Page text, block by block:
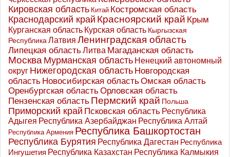
Кировская область Китай Костромская область
Краснодарский край Красноярский край Крым
Курганская область Курская область Кыргызская
Республика Латвия Ленинградская область
Липецкая областьЛитва Магаданская область
Москва Мурманская область Ненецкий автономный
округ Нижегородская область Новгородская
область Новосибирская областьОмская область
Оренбургская областьОрловская область
Пензенская область Пермский край Польша
Приморский край Псковская область Республика
Адыгея Республика Азербайджан Республика Алтай
Республика Армения Республика Башкортостан
Республика Бурятия Республика Дагестан Республика
Ингушетия Республика Казахстан Республика Калмыкия